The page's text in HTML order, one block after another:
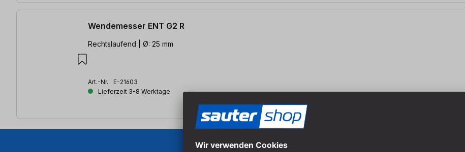
Wendemesser ENT G2 R
Rechtslaufend | Ø: 25 mm
Art.-Nr.: E-21603
Lieferzeit 3-8 Werktage